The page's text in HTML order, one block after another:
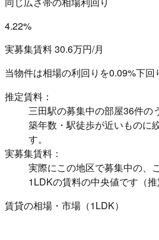
4.22%
実募集賃料 30.6万円/月
当物件は相場の利回りを0.09%下回
推定賃料：
三田駅の募集中の部屋36件の
築年数・駅徒歩が近いものに
す。
実募集賃料：
実際にこの地区で募集中の、
1LDKの賃料の中央値です（推
賃貸の相場・市場（1LDK）